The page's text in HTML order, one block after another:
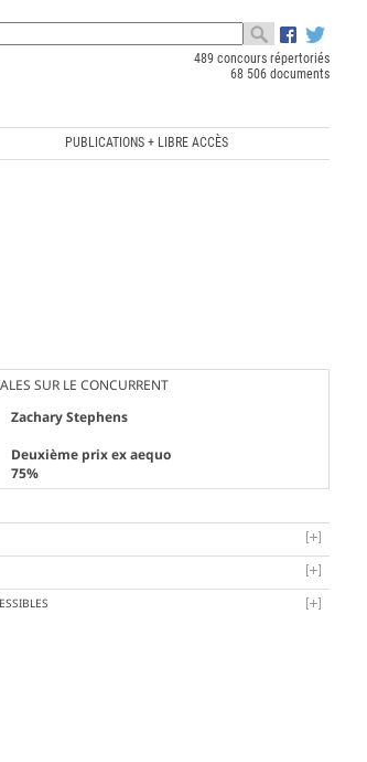
489 concours répertoriés
68 506 documents
PUBLICATIONS + LIBRE ACCÈS
SUR LE CONCURRENT
Zachary Stephens
Deuxième prix ex aequo
75%